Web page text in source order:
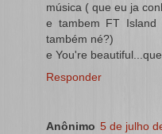
música ( que eu ja
e tambem FT Island
também né?)
e You're
Responder
Anônimo 5 de julho